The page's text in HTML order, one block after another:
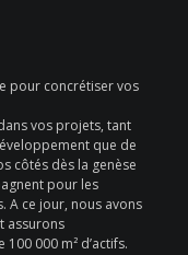
pour concrétiser vos
vos projets, tant
que de
côtés dès la genèse
pour les
A ce jour, nous avons
assurons
000 m² d’actifs.